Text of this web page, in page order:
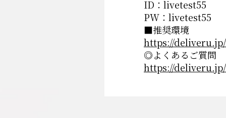
ID：livetest55
PW：livetest55
■推奨環境
https://
◎よくあるご質問
https://